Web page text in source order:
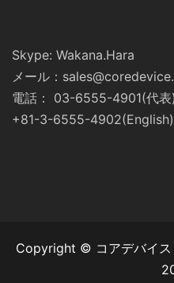
Skype: Wakana.Hara
メール：
電話： 03-6555-4901(代表)
+81-3-6555-4902(English)
Copyright © コアデバイス